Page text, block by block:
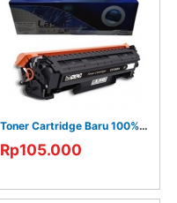
Toner Cartridge Baru 100% Baru
Rp105.000